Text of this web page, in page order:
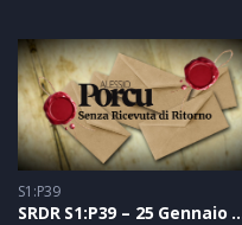
S1:P39
SRDR S1:P39 –